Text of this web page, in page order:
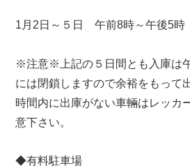
1月2日～５日 午前8時～午後5時
※注意※上記の５日間とも入庫は
には閉鎖しますので余裕をもって
時間内に出庫がない車輛はレッカ
意下さい。
◆有料駐車場